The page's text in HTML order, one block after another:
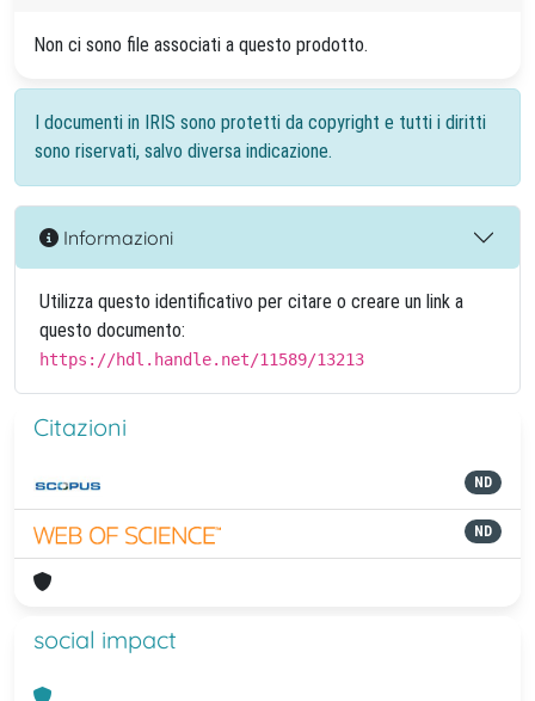
Non ci sono file associati a questo prodotto.
I documenti in IRIS sono protetti da copyright e tutti i diritti
sono riservati, salvo diversa indicazione.
Informazioni
Utilizza questo identificativo per citare o creare un link a
questo documento:
https://hdl.handle.net/11589/13213
Citazioni
ND
ND
social impact